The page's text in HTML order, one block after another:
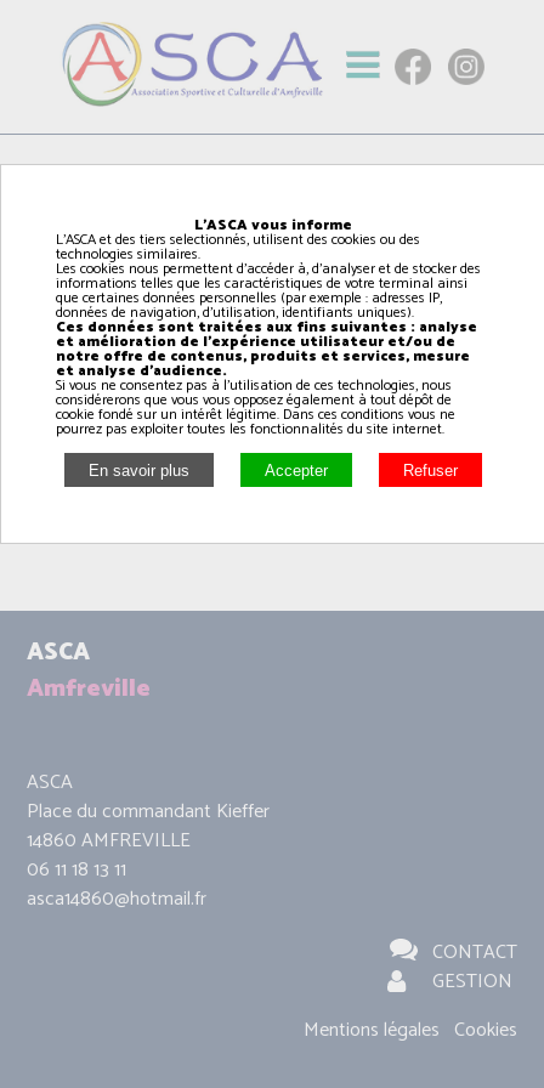
ASCA
Amfreville
ASCA
Place du commandant Kieffer
14860 AMFREVILLE
06 11 18 13 11
asca14860@hotmail.fr
CONTACT
GESTION
Mentions légales Cookies
L'ASCA vous informe
L'ASCA et des tiers selectionnés, utilisent des cookies ou des
technologies similaires.
Les cookies nous permettent d'accéder à, d'analyser et de stocker des
informations telles que les caractéristiques de votre terminal ainsi
que certaines données personnelles (par exemple : adresses IP,
données de navigation, d'utilisation, identifiants uniques).
Ces données sont traitées aux fins suivantes : analyse
et amélioration de l'expérience utilisateur et/ou de
notre offre de contenus, produits et services, mesure
et analyse d'audience.
Si vous ne consentez pas à l'utilisation de ces technologies, nous
considérerons que vous vous opposez également à tout dépôt de
cookie fondé sur un intérêt légitime. Dans ces conditions vous ne
pourrez pas exploiter toutes les fonctionnalités du site internet.